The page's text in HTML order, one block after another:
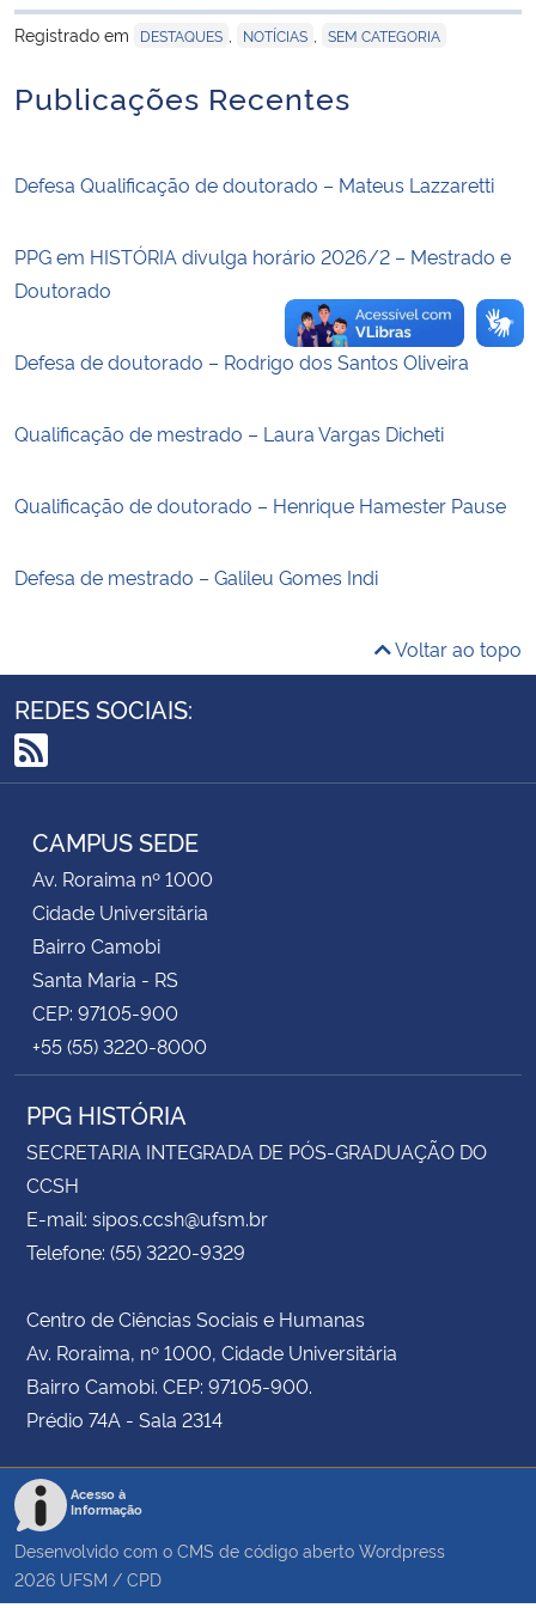
Secretaria de Governo
Gabinete de Segurança Institucional
Advocacia-Geral da União
Planalto
para área de
Registrado em
DESTAQUES NOTÍCIAS SEM CATEGORIA
Publicações Recentes
Defesa Qualificação de doutorado – Mateus Lazzaretti
PPG em HISTÓRIA divulga horário 2026/2 – Mestrado e
Doutorado
Defesa de doutorado – Rodrigo dos Santos Oliveira
Qualificação de mestrado – Laura Vargas Dicheti
Qualificação de doutorado – Henrique Hamester Pause
Defesa de mestrado – Galileu Gomes Indi
Voltar ao topo
REDES SOCIAIS:
RSS
CAMPUS SEDE
Av. Roraima nº 1000
Cidade Universitária
Bairro Camobi
Santa Maria - RS
CEP: 97105-900
+55 (55) 3220-8000
PPG HISTÓRIA
SECRETARIA INTEGRADA DE PÓS-GRADUAÇÃO DO
CCSH
E-mail: sipos.ccsh@ufsm.br
Telefone: (55) 3220-9329
Centro de Ciências Sociais e Humanas
Av. Roraima, nº 1000, Cidade Universitária
Bairro Camobi. CEP: 97105-900.
Prédio 74A - Sala 2314
Acesso à
Informação
Desenvolvido com o CMS de código aberto Wordpress
2026 UFSM / CPD